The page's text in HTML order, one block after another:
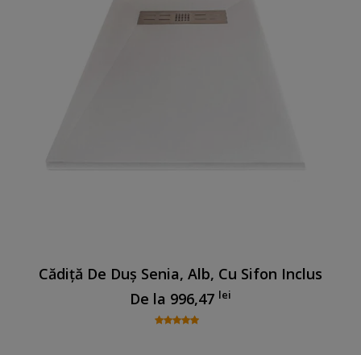
Cădiță De Duș Senia, Alb, Cu Sifon Inclus
De la 996,47 lei